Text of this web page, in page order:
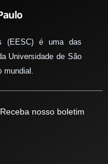
(EESC) é uma das
Universidade de São
mundial.
nosso boletim